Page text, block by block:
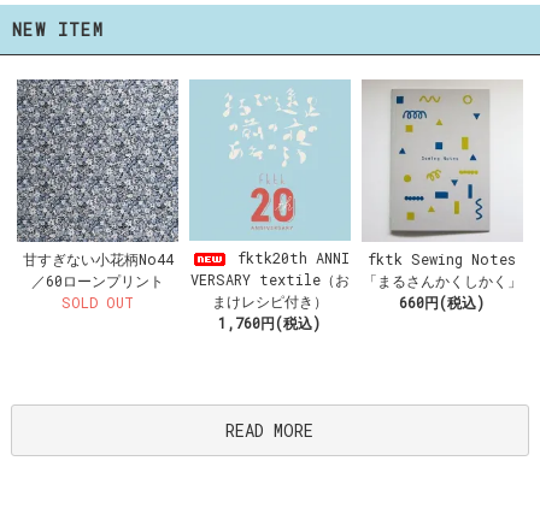
NEW ITEM
甘すぎない小花柄No44
／60ローンプリント
SOLD OUT
fktk20th ANNI
VERSARY textile（お
まけレシピ付き）
1,760円(税込)
fktk Sewing Notes
「まるさんかくしかく」
660円(税込)
READ MORE